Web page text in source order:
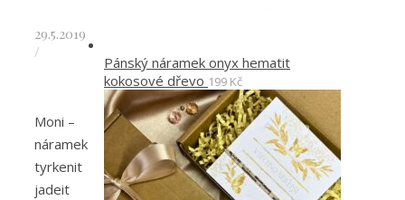
29.5.2019
/
Moni –
náramek
tyrkenit
jadeit
Pánský náramek onyx hematit
kokosové dřevo 199 Kč